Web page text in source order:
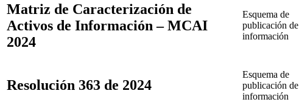
Matriz de Caracterización de
Activos de Información – MCAI
2024
Esquema de
publicación de
información
Resolución 363 de 2024
Esquema de
publicación de
información